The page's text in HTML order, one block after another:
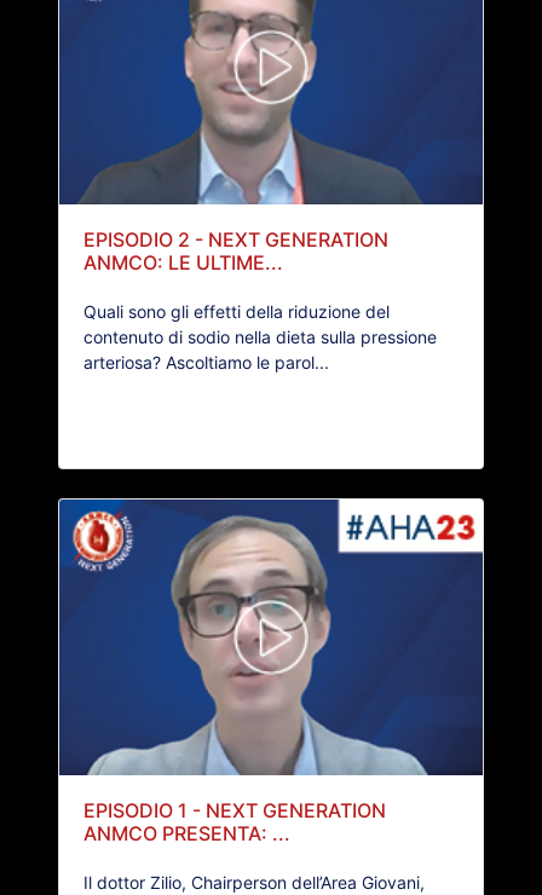
EPISODIO 2 - NEXT GENERATION
ANMCO: LE ULTIME...
Quali sono gli effetti della riduzione del
contenuto di sodio nella dieta sulla pressione
arteriosa? Ascoltiamo le parol...
EPISODIO 1 - NEXT GENERATION
ANMCO PRESENTA: ...
Il dottor Zilio, Chairperson dell’Area Giovani,